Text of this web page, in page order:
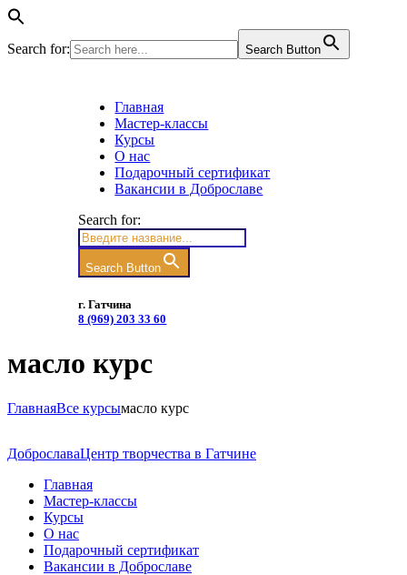
Search for: Search Button
Главная
Мастер-классы
Курсы
О нас
Подарочный сертификат
Вакансии в Доброславе
Search for:
Search Button
г. Гатчина
8 (969) 203 33 60
масло курс
ГлавнаяВсе курсымасло курс
ДоброславаЦентр творчества в Гатчине
Главная
Мастер-классы
Курсы
О нас
Подарочный сертификат
Вакансии в Доброславе